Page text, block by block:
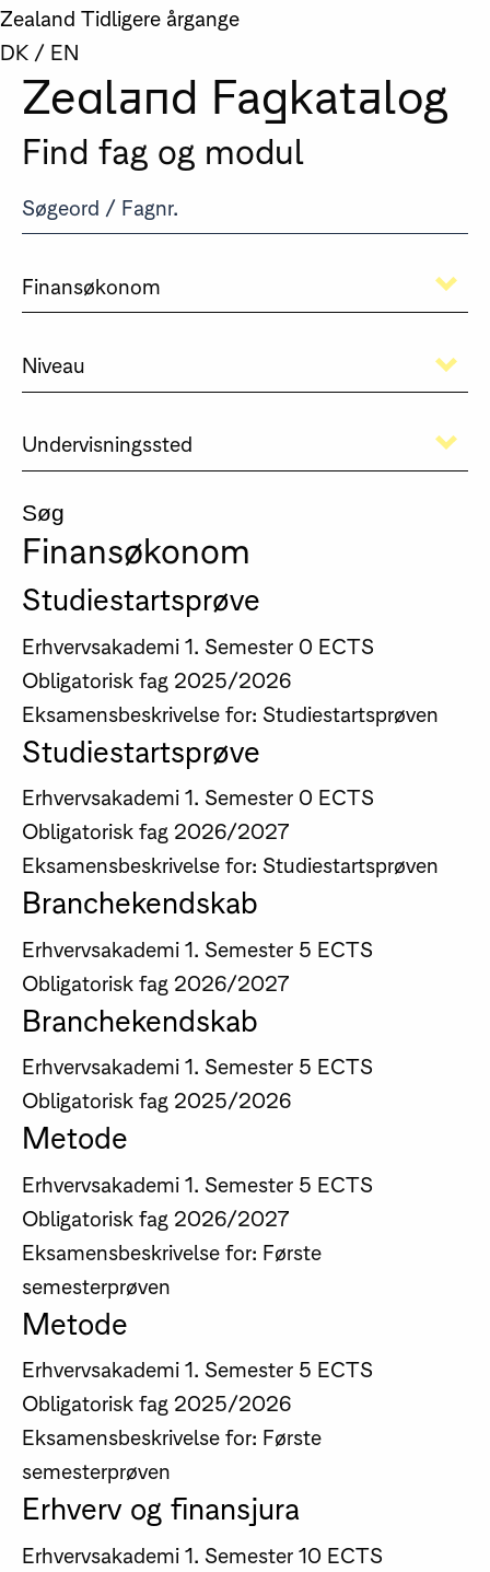
Zealand Tidligere årgange
DK / EN
Zealand Fagkatalog
Find fag og modul
Søg
Finansøkonom
Studiestartsprøve
Erhvervsakademi 1. Semester 0 ECTS
Obligatorisk fag 2025/2026
Eksamensbeskrivelse for: Studiestartsprøven
Studiestartsprøve
Erhvervsakademi 1. Semester 0 ECTS
Obligatorisk fag 2026/2027
Eksamensbeskrivelse for: Studiestartsprøven
Branchekendskab
Erhvervsakademi 1. Semester 5 ECTS
Obligatorisk fag 2026/2027
Branchekendskab
Erhvervsakademi 1. Semester 5 ECTS
Obligatorisk fag 2025/2026
Metode
Erhvervsakademi 1. Semester 5 ECTS
Obligatorisk fag 2026/2027
Eksamensbeskrivelse for: Første
semesterprøven
Metode
Erhvervsakademi 1. Semester 5 ECTS
Obligatorisk fag 2025/2026
Eksamensbeskrivelse for: Første
semesterprøven
Erhverv og finansjura
Erhvervsakademi 1. Semester 10 ECTS